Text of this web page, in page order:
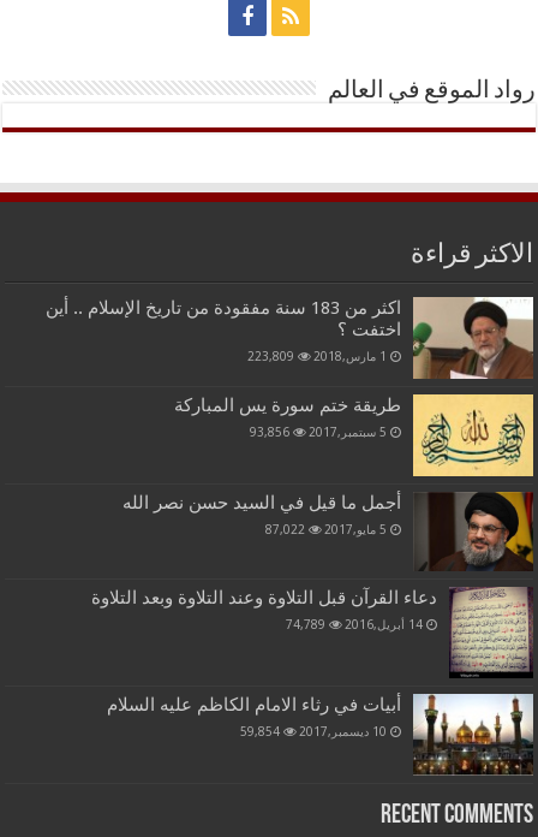
رواد الموقع في العالم
الاكثر قراءة
اكثر من 183 سنة مفقودة من تاريخ الإسلام .. أين
اختفت ؟
1 مارس,2018 223,809
طريقة ختم سورة يس المباركة
5 سبتمبر,2017 93,856
أجمل ما قيل في السيد حسن نصر الله
5 مايو,2017 87,022
دعاء القرآن قبل التلاوة وعند التلاوة وبعد التلاوة
14 أبريل,2016 74,789
أبيات في رثاء الامام الكاظم عليه السلام
10 ديسمبر,2017 59,854
Recent Comments